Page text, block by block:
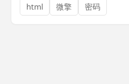
html
微擎 密码